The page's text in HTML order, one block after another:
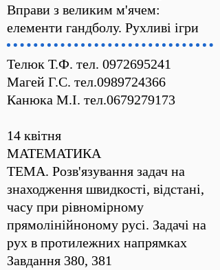
Вправи з великим м'ячем:
елементи гандболу. Рухливі ігри
Телюк Т.Ф. тел. 0972695241
Магей Г.С. тел.0989724366
Канюка М.І. тел.0679279173
14 квітня
МАТЕМАТИКА
ТЕМА. Розв'язування задач на
знаходження швидкості, відстані,
часу при рівномірному
прямолінійноному русі. Задачі на
рух в протилежних напрямках
Завдання 380, 381